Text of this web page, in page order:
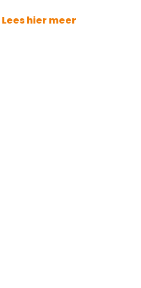
Lees hier meer